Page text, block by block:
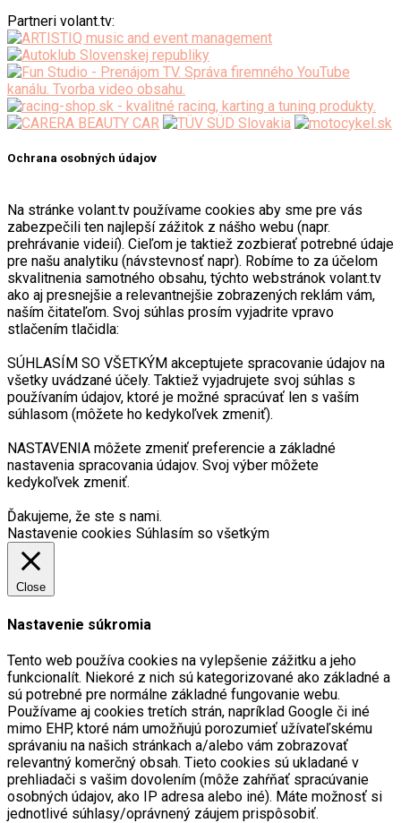
Partneri volant.tv:
Ochrana osobných údajov
Na stránke volant.tv používame cookies aby sme pre vás
zabezpečili ten najlepší zážitok z nášho webu (napr.
prehrávanie videií). Cieľom je taktiež zozbierať potrebné údaje
pre našu analytiku (návstevnosť napr). Robíme to za účelom
skvalitnenia samotného obsahu, týchto webstránok volant.tv
ako aj presnejšie a relevantnejšie zobrazených reklám vám,
naším čitateľom. Svoj súhlas prosím vyjadrite vpravo
stlačením tlačidla:
SÚHLASÍM SO VŠETKÝM akceptujete spracovanie údajov na
všetky uvádzané účely. Taktiež vyjadrujete svoj súhlas s
používaním údajov, ktoré je možné spracúvať len s vaším
súhlasom (môžete ho kedykoľvek zmeniť).
NASTAVENIA môžete zmeniť preferencie a základné
nastavenia spracovania údajov. Svoj výber môžete
kedykoľvek zmeniť.
Ďakujeme, že ste s nami.
Nastavenie cookies Súhlasím so všetkým
Close
Nastavenie súkromia
Tento web používa cookies na vylepšenie zážitku a jeho
funkcionalít. Niekoré z nich sú kategorizované ako základné a
sú potrebné pre normálne základné fungovanie webu.
Používame aj cookies tretích strán, napríklad Google či iné
mimo EHP, ktoré nám umožňujú porozumieť užívateľskému
správaniu na našich stránkach a/alebo vám zobrazovať
relevantný komerčný obsah. Tieto cookies sú ukladané v
prehliadači s vašim dovolením (môže zahŕňať spracúvanie
osobných údajov, ako IP adresa alebo iné). Máte možnosť si
jednotlivé súhlasy/oprávnený záujem prispôsobiť.